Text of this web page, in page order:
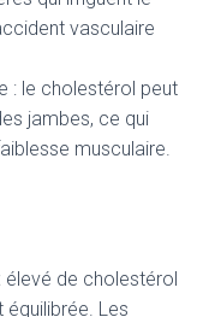
vasculaire
: le cholestérol peut
jambes, ce qui
musculaire.
élevé de cholestérol
équilibrée. Les